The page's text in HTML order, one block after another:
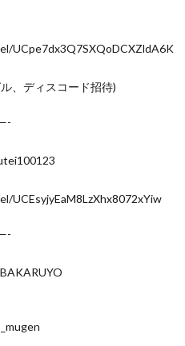
UCpe7dx3Q7SXQoDCXZldA6K
、ディスコード招待)
UCEsyjyEaM8LzXhx8072xYiw